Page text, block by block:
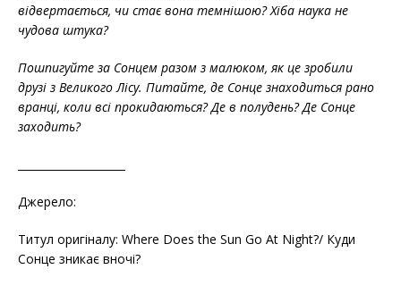
відвертається, чи стає вона темнішою? Хіба наука не
чудова штука?
Пошпигуйте за Сонцем разом з малюком, як це зробили
друзі з Великого Лісу. Питайте, де Сонце знаходиться рано
вранці, коли всі прокидаються? Де в полудень? Де Сонце
заходить?
Джерело:
Титул оригіналу: Where Does the Sun Go At Night?/ Куди
Сонце зникає вночі?